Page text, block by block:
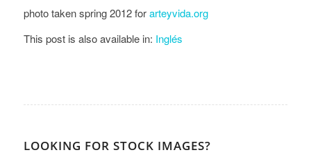
photo taken spring 2012 forarteyvida.org
This post is also available in: Inglés
LOOKING FOR STOCK IMAGES?